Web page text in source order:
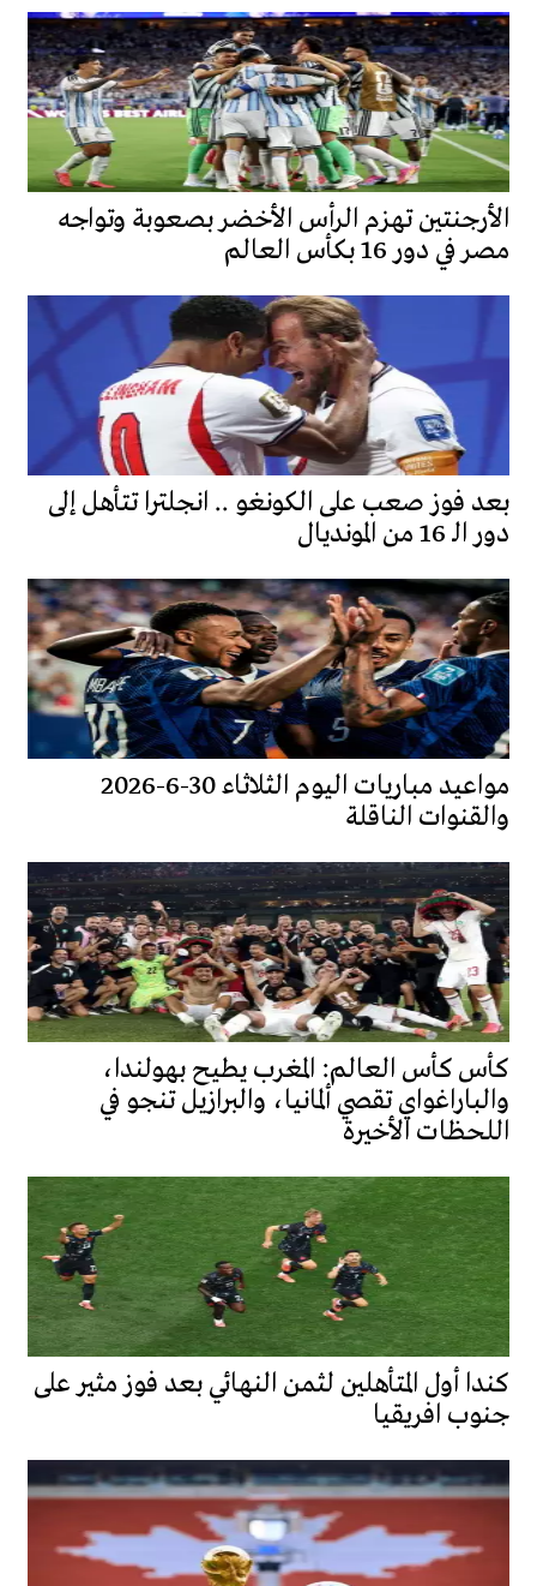
الأرجنتين تهزم الرأس الأخضر بصعوبة وتواجه
مصر في دور 16 بكأس العالم
بعد فوز صعب على الكونغو .. انجلترا تتأهل إلى
دور الـ 16 من المونديال
مواعيد مباريات اليوم الثلاثاء 30-6-2026
والقنوات الناقلة
كأس كأس العالم: المغرب يطيح بهولندا،
والباراغواي تقصي ألمانيا، والبرازيل تنجو في
اللحظات الأخيرة
كندا أول المتأهلين لثمن النهائي بعد فوز مثير على
جنوب افريقيا